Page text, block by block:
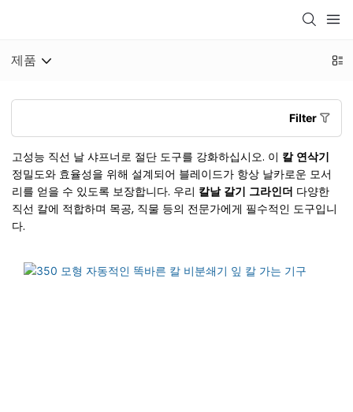
제품
Filter
고성능 직선 날 샤프너로 절단 도구를 강화하십시오. 이 칼 연삭기
정밀도와 효율성을 위해 설계되어 블레이드가 항상 날카로운 모서
리를 얻을 수 있도록 보장합니다. 우리 칼날 갈기 그라인더 다양한
직선 칼에 적합하며 목공, 직물 등의 전문가에게 필수적인 도구입니
다.